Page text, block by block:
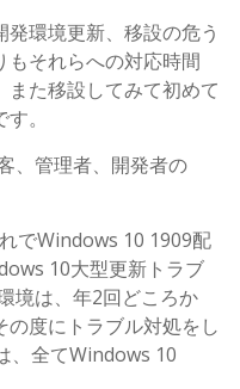
環境更新、移設の危う
もそれらへの対応時間
た移設してみて初めて
。
、管理者、開発者の
でWindows 10 1909配
10大型更新トラブ
境は、年2回どころか
度にトラブル対処をし
、全てWindows 10